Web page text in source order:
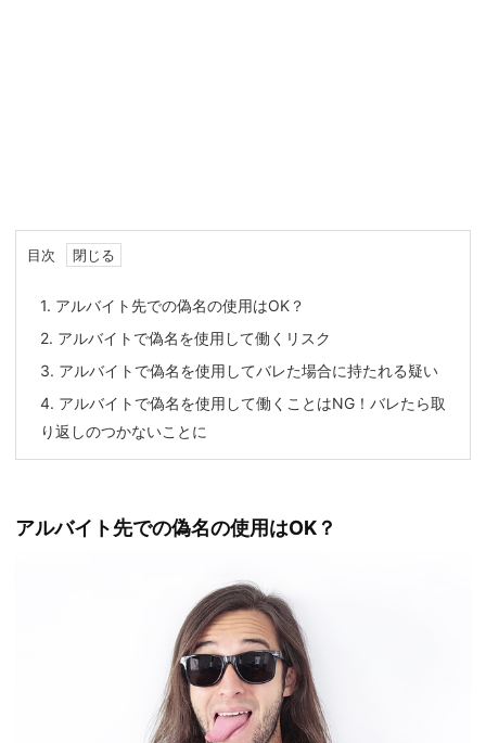
目次
1. アルバイト先での偽名の使用はOK？
2. アルバイトで偽名を使用して働くリスク
3. アルバイトで偽名を使用してバレた場合に持たれる疑い
4. アルバイトで偽名を使用して働くことはNG！バレたら取
り返しのつかないことに
アルバイト先での偽名の使用はOK？